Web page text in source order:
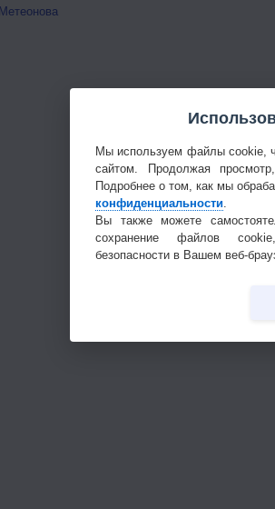
Мы используем файлы cookie,
сайтом. Продолжая
Подробнее о том, как мы
конфиденциальности.
Вы также можете
сохранение файлов
безопасности в Вашем веб-